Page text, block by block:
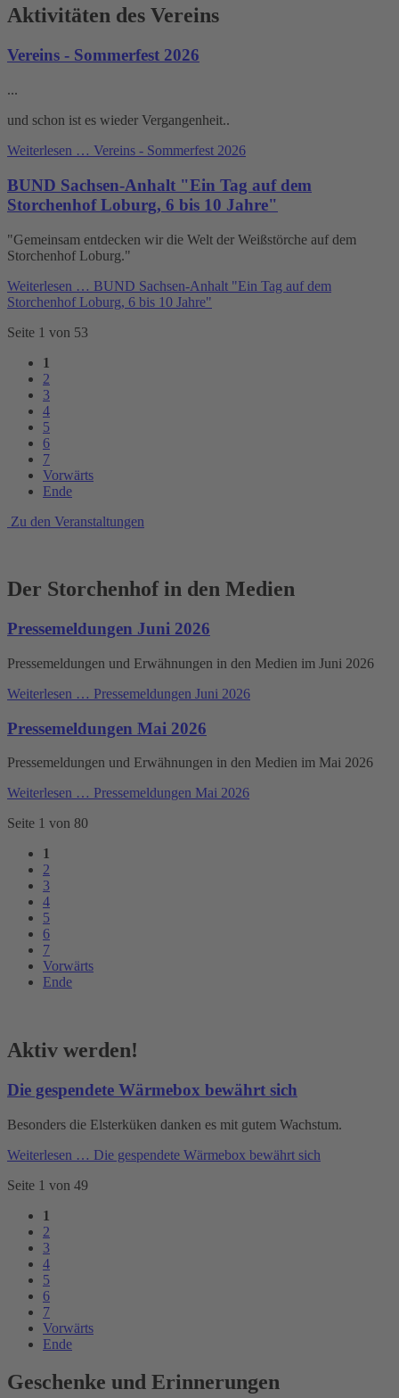
Aktivitäten des Vereins
Vereins - Sommerfest 2026
...
und schon ist es wieder Vergangenheit..
Weiterlesen … Vereins - Sommerfest 2026
BUND Sachsen-Anhalt "Ein Tag auf dem
Storchenhof Loburg, 6 bis 10 Jahre"
"Gemeinsam entdecken wir die Welt der Weißstörche auf dem
Storchenhof Loburg."
Weiterlesen … BUND Sachsen-Anhalt "Ein Tag auf dem
Storchenhof Loburg, 6 bis 10 Jahre"
Seite 1 von 53
1
2
3
4
5
6
7
Vorwärts
Ende
Zu den Veranstaltungen
Der Storchenhof in den Medien
Pressemeldungen Juni 2026
Pressemeldungen und Erwähnungen in den Medien im Juni 2026
Weiterlesen … Pressemeldungen Juni 2026
Pressemeldungen Mai 2026
Pressemeldungen und Erwähnungen in den Medien im Mai 2026
Weiterlesen … Pressemeldungen Mai 2026
Seite 1 von 80
1
2
3
4
5
6
7
Vorwärts
Ende
Aktiv werden!
Die gespendete Wärmebox bewährt sich
Besonders die Elsterküken danken es mit gutem Wachstum.
Weiterlesen … Die gespendete Wärmebox bewährt sich
Seite 1 von 49
1
2
3
4
5
6
7
Vorwärts
Ende
Geschenke und Erinnerungen